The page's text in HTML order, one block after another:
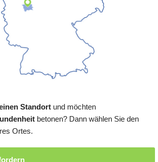
Standort und möchten
betonen? Dann wählen Sie den
Ortes.